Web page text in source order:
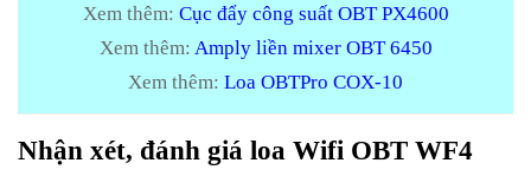
Xem thêm: Cục đẩy công suất OBT PX4600
Xem thêm: Amply liền mixer OBT 6450
Xem thêm: Loa OBTPro COX-10
Nhận xét, đánh giá loa Wifi OBT WF4